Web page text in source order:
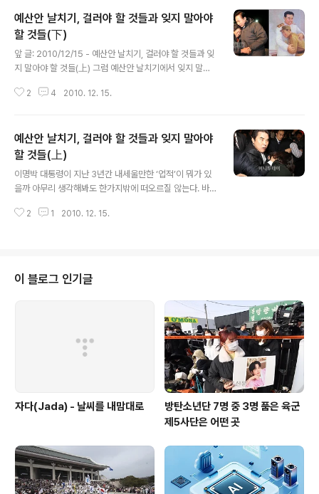
예산안 날치기, 걸러야 할 것들과 잊지 말아야
할 것들(下)
앞 글: 2010/12/15 - 예산안 날치기, 걸러야 할 것들과 잊
지 말아야 할 것들(上) 그럼 예산안 날치기에서 잊지 말아
건 정부와 한나라당의 복지의지를 확인할 수 있는 현장이
써도 본질은 어차피 마찬가지다. 친서민은 목도리 풀어주
는걸로 되는게 아니다. ‘70% 복지’라는 구호로 되는 것도
아니다. 영유아예방접종사업이나 양육수당 청소년 공부방
예산삭감에서 ‘예산없는 정책은 말대포에 불과하다’는 평
보자. 애초에 정부가 국회에 제출한 정부안이 320억 560
2 4 2010. 12. 15.
예산안 날치기, 걸러야 할 것들과 잊지 말아야
할 것들(上)
이명박 대통령이 지난 3년간 내세울만한 ‘업적’이 뭐가 있
을까 아무리 생각해봐도 한가지밖에 떠오르질 않는다. 바
들에게 뼈저리게 가르쳐준 은혜다. 개인적으로는 남북한
는 국민들에게 또한번 엄청난 학습효과를 안겨다주었다.
먼저 간략한 경과를 살펴보자. 이명박 대통령이 2011년도
예산안을 정기국회 회기 종료일인 12월 9일까지 통과시켜
달라고 했다. 한나라당은 국회 예산결산특별위원회 계수조
정소위원회에서 내년도 예산안 계수조정을 마치기도 전에
회의를 중단시켰다. 이주영 예결특위 위원장과 이종..
2 1 2010. 12. 15.
이 블로그 인기글
자다(Jada) - 날씨를 내맘대로
방탄소년단 7명 중 3명 품은 육군
제5사단은 어떤 곳